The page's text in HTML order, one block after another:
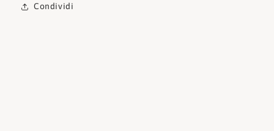
Condividi